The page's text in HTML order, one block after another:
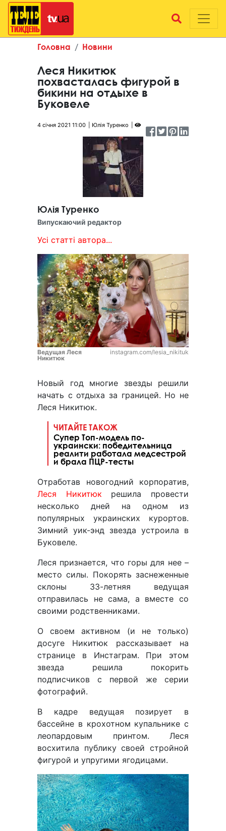
Головна Новини
Леся Никитюк
похвасталась фигурой в
бикини на отдыхе в
Буковеле
4 січня 2021 11:00 Юлія Туренко
Юлія Туренко
Випускаючий редактор
Усі статті автора...
Ведущая Леся
Никитюк
instagram.com/lesia_nikituk
Новый год многие звезды решили
начать с отдыха за границей. Но не
Леся Никитюк.
ЧИТАЙТЕ ТАКОЖ
Супер Топ-модель по-
украински: победительница
реалити работала медсестрой
и брала ПЦР-тесты
Отработав новогодний корпоратив,
Леся Никитюк решила провести
несколько дней на одном из
популярных украинских курортов.
Зимний уик-энд звезда устроила в
Буковеле.
Леся признается, что горы для нее –
место силы. Покорять заснеженные
склоны 33-летняя ведущая
отправилась не сама, а вместе со
своими родственниками.
О своем активном (и не только)
досуге Никитюк рассказывает на
странице в Инстаграм. При этом
звезда решила покорить
подписчиков с первой же серии
фотографий.
В кадре ведущая позирует в
бассейне в крохотном купальнике с
леопардовым принтом. Леся
восхитила публику своей стройной
фигурой и упругими ягодицами.